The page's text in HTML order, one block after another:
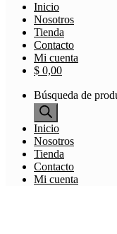
Inicio
Nosotros
Tienda
Contacto
Mi cuenta
$ 0,00
Búsqueda de
Inicio
Nosotros
Tienda
Contacto
Mi cuenta